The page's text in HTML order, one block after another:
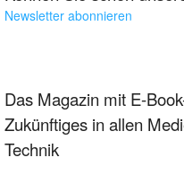
Newsletter abonnieren
Das Magazin mit E-
Zukünftiges in allen
Technik